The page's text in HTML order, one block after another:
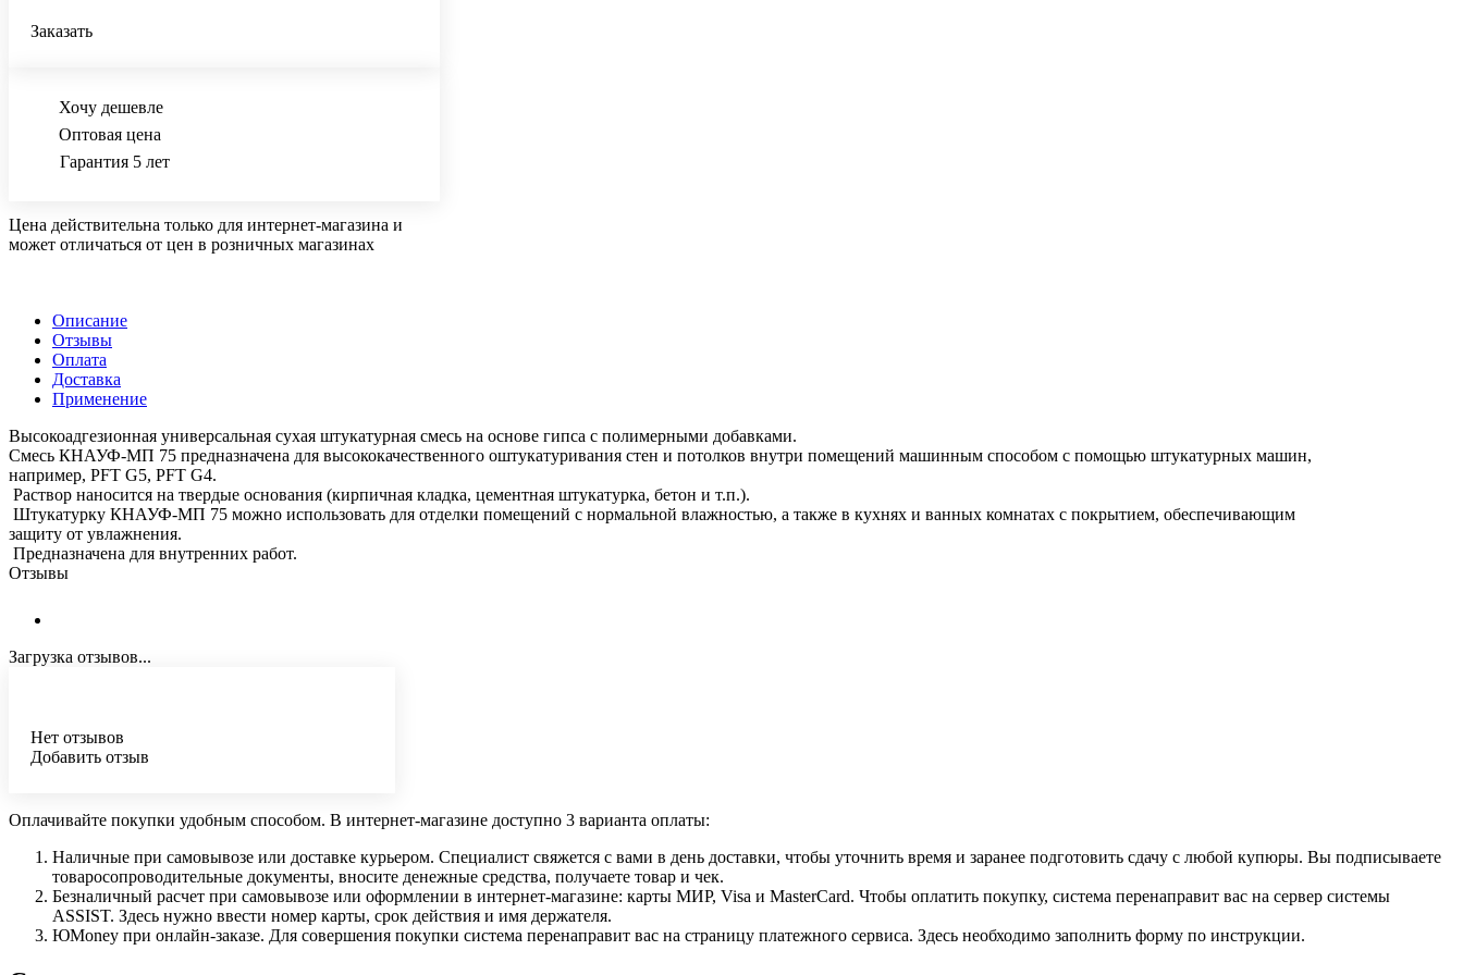
Заказать
Хочу дешевле
Оптовая цена
Гарантия 5 лет
Цена действительна только для интернет-магазина и
может отличаться от цен в розничных магазинах
Описание
Отзывы
Оплата
Доставка
Применение
Высокоадгезионная универсальная сухая штукатурная смесь на основе гипса с полимерными добавками.
Смесь КНАУФ-МП 75 предназначена для высококачественного оштукатуривания стен и потолков внутри помещений машинным способом с помощью штукатурных машин,
например, PFT G5, PFT G4.
Раствор наносится на твердые основания (кирпичная кладка, цементная штукатурка, бетон и т.п.).
Штукатурку КНАУФ-МП 75 можно использовать для отделки помещений с нормальной влажностью, а также в кухнях и ванных комнатах с покрытием, обеспечивающим
защиту от увлажнения.
Предназначена для внутренних работ.
Отзывы
Загрузка отзывов...
Нет отзывов
Добавить отзыв
Оплачивайте покупки удобным способом. В интернет-магазине доступно 3 варианта оплаты:
Наличные при самовывозе или доставке курьером. Специалист свяжется с вами в день доставки, чтобы уточнить время и заранее подготовить сдачу с любой купюры. Вы подписываете
товаросопроводительные документы, вносите денежные средства, получаете товар и чек.
Безналичный расчет при самовывозе или оформлении в интернет-магазине: карты МИР, Visa и MasterCard. Чтобы оплатить покупку, система перенаправит вас на сервер системы
ASSIST. Здесь нужно ввести номер карты, срок действия и имя держателя.
ЮMoney при онлайн-заказе. Для совершения покупки система перенаправит вас на страницу платежного сервиса. Здесь необходимо заполнить форму по инструкции.